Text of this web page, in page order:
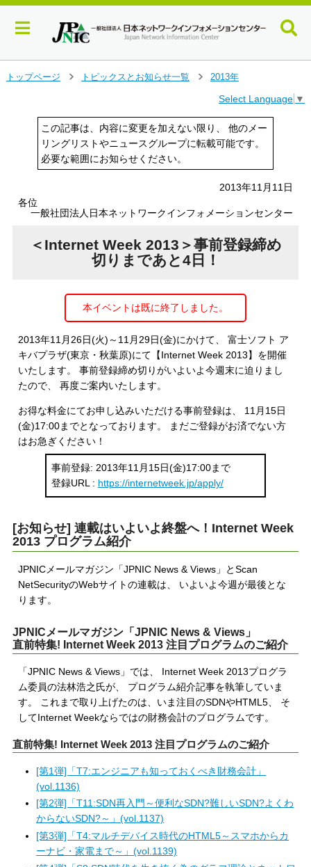
トップページ
トピックスとお知らせ一覧
2013年
Select Language ▼
この記事は、内容に変更を加えない限り、 他のメー
リングリストやニュースグループに転載可能です。
必要な範囲にお知らせください。
2013年11月11日
各位
一般社団法人日本ネットワークインフォメーションセンター
＜Internet Week 2013＞事前登録締め
切りまであと4日！
本イベントは既に終了しました。
2013年11月26日(火)～11月29日(金)にかけて、 富士ソフト ア
キバプラザ(東京・秋葉原)にて【Internet Week 2013】を開催
いたします。 事前登録締め切りがいよいよ今週末に迫りまし
たので、 再度ご案内いたします。
お得な料金にてお申し込みいただける事前登録は、 11月15日
(金)17:00までとなっております。 まだご登録がお済でない方
はお急ぎください！
事前登録: 2013年11月15日(金)17:00まで
登録URL : https://internetweek.jp/apply/
[お知らせ] 連載はいよいよ終盤へ！Internet Week
2013 プログラム紹介
JPNICメールマガジン「JPNIC News & Views」とScan
NetSecurityのWebサイトの連載は、 いよいよ今週が最後とな
ります。
JPNICメールマガジン「JPNIC News & Views」
直前特集! Internet Week 2013 注目プログラムのご紹介
「JPNIC News & Views」では、 Internet Week 2013プログラ
ム委員の法林浩之氏が、 プログラム紹介記事を執筆していま
す。 これまで取り上げたのは、いま注目のSDNやHTML5、 そ
してInternet Weekならではの財務会計のプログラムです。
直前特集! Internet Week 2013 注目プログラムのご紹介
[第1弾]「T7:エンジニアも知っておくべき財務会計」
(vol.1136)
[第2弾]「T11:SDN再入門～便利なSDN?難しいSDN?よくわ
からないSDN?～」(vol.1137)
[第3弾]「T4:マルチデバイス時代のHTML5～スマホからカ
ーナビ・家電まで～」(vol.1139)